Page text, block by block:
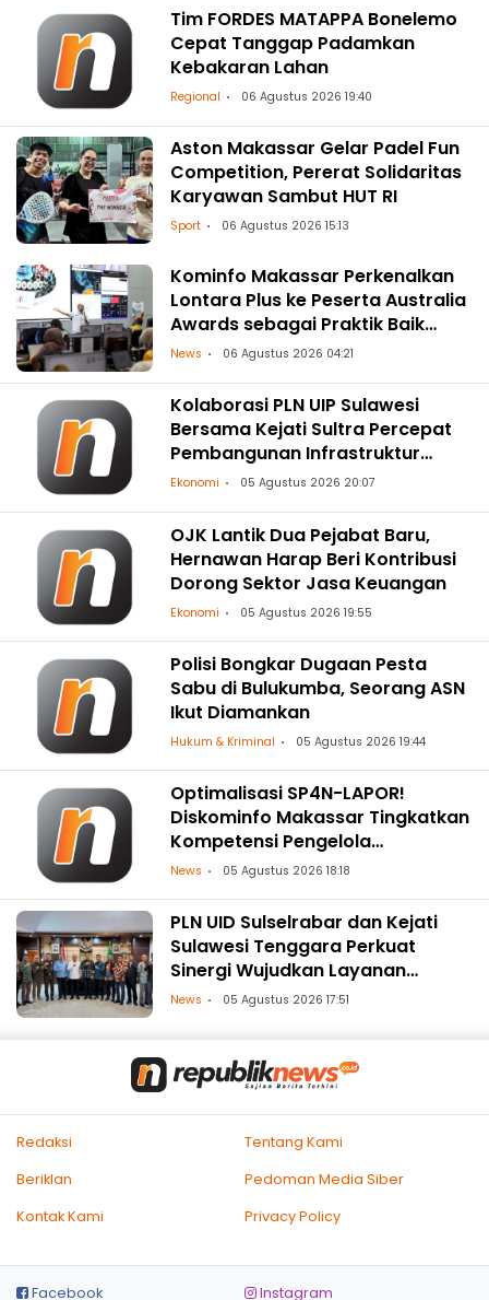
Tim FORDES MATAPPA Bonelemo
Cepat Tanggap Padamkan
Kebakaran Lahan
Regional 06 Agustus 2026 19:40
Aston Makassar Gelar Padel Fun
Competition, Pererat Solidaritas
Karyawan Sambut HUT RI
Sport 06 Agustus 2026 15:13
Kominfo Makassar Perkenalkan
Lontara Plus ke Peserta Australia
Awards sebagai Praktik Baik
Transformasi Digital
News 06 Agustus 2026 04:21
Kolaborasi PLN UIP Sulawesi
Bersama Kejati Sultra Percepat
Pembangunan Infrastruktur
Ketenagalistrikan
Ekonomi 05 Agustus 2026 20:07
OJK Lantik Dua Pejabat Baru,
Hernawan Harap Beri Kontribusi
Dorong Sektor Jasa Keuangan
Ekonomi 05 Agustus 2026 19:55
Polisi Bongkar Dugaan Pesta
Sabu di Bulukumba, Seorang ASN
Ikut Diamankan
Hukum & Kriminal 05 Agustus 2026 19:44
Optimalisasi SP4N-LAPOR!
Diskominfo Makassar Tingkatkan
Kompetensi Pengelola
Pengaduan OPD
News 05 Agustus 2026 18:18
PLN UID Sulselrabar dan Kejati
Sulawesi Tenggara Perkuat
Sinergi Wujudkan Layanan
Kelistrikan Andal dengan
Hukum
News 05 Agustus 2026 17:51
Redaksi
Tentang Kami
Beriklan
Pedoman Media Siber
Kontak Kami
Privacy Policy
Facebook Instagram